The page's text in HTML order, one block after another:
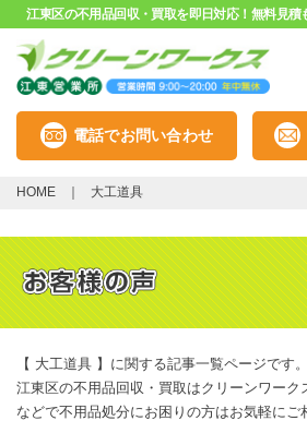
江東区の不用品回収・買取を即日対応！無料見積
電話でお問い合わせ
HOME 大工道具
【 大工道具 】に関する記事一覧ページです。
江東区の不用品回収・買取はクリーンワーク
などで不用品処分にお困りの方はお気軽にご